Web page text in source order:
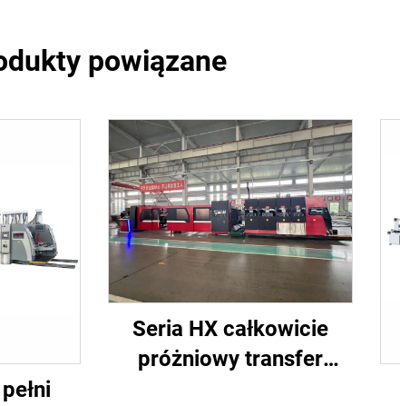
powiązane
Seria HX całkowicie
próżniowy transfer